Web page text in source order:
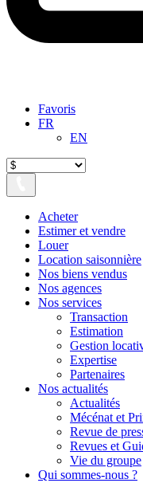
Favoris
FR
EN
Acheter
Estimer et vendre
Louer
Location saisonnière
Nos biens vendus
Nos agences
Nos services
Transaction
Estimation
Gestion
Expertise
Partenaires
Nos actualités
Actualités
Mécénat et
Revue de
Revues et
Vie du groupe
Qui sommes-nous ?